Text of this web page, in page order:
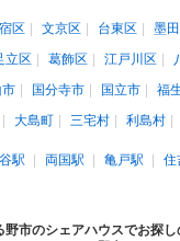
区 文京区 台東区 墨
立区 葛飾区 江戸川区
国分寺市 国立市 福
大島町 三宅村 利島村
駅 両国駅 亀戸駅 住
野市のシェアハウスでお探